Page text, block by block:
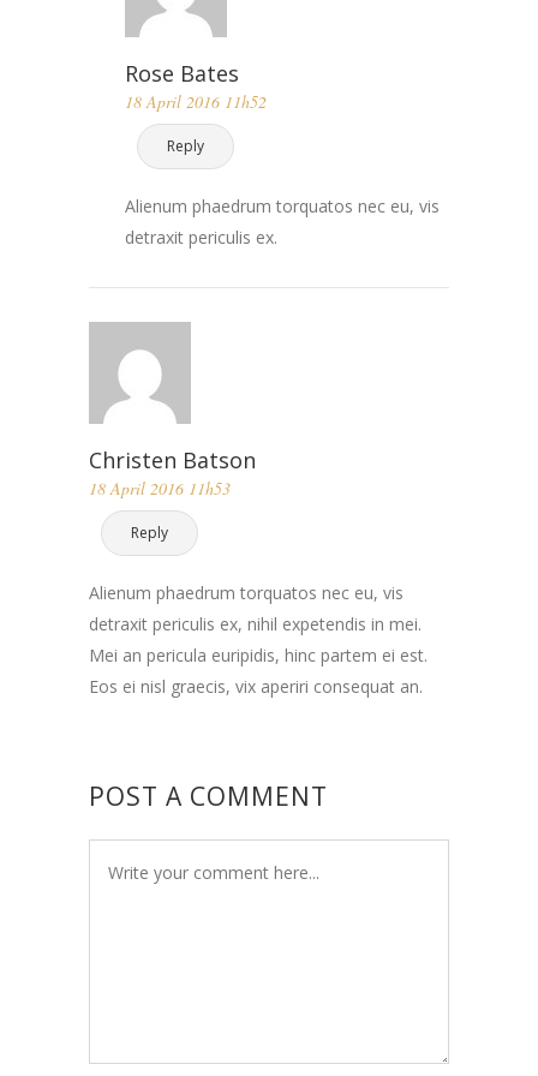
Rose Bates
18 April 2016 11h52
Reply
Alienum phaedrum torquatos nec eu, vis
detraxit periculis ex.
Christen Batson
18 April 2016 11h53
Reply
Alienum phaedrum torquatos nec eu, vis
detraxit periculis ex, nihil expetendis in mei.
Mei an pericula euripidis, hinc partem ei est.
Eos ei nisl graecis, vix aperiri consequat an.
POST A COMMENT